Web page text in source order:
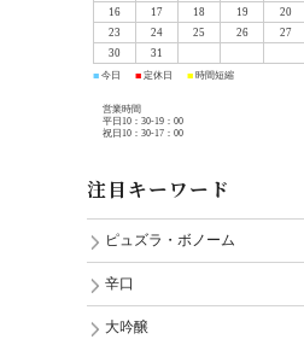
16
17 18 19 20
23
24 25 26 27
30
31
■ 今日 ■ 定休日 ■ 時間短縮
営業時間
平日10：30-19：00
祝日10：30-17：00
注目キーワード
ピュズラ・ボノーム
辛口
大吟醸